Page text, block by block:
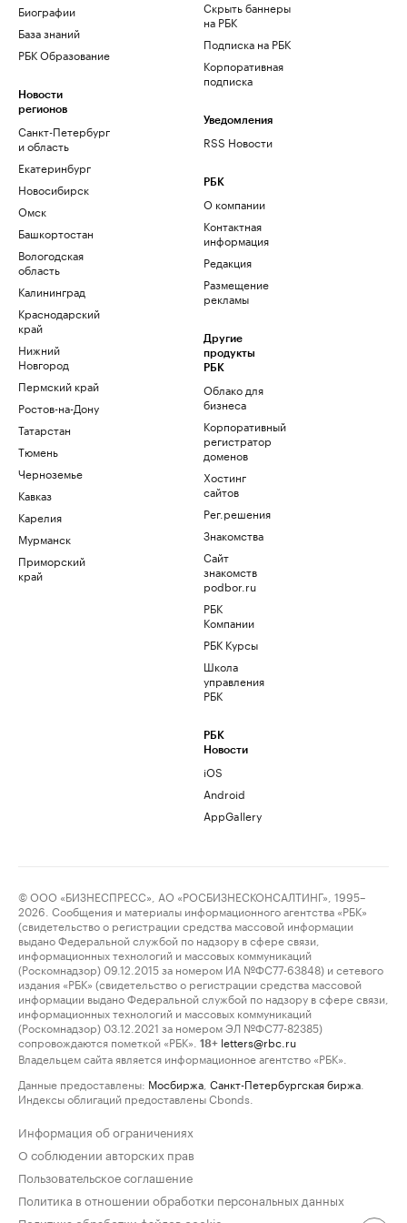
Биографии
База знаний
РБК Образование
Новости
регионов
Санкт-Петербург
и область
Екатеринбург
Новосибирск
Омск
Башкортостан
Вологодская
область
Калининград
Краснодарский
край
Нижний
Новгород
Пермский край
Ростов-на-Дону
Татарстан
Тюмень
Черноземье
Кавказ
Карелия
Мурманск
Приморский
край
Скрыть баннеры
на РБК
Подписка на РБК
Корпоративная
подписка
Уведомления
RSS Новости
РБК
О компании
Контактная
информация
Редакция
Размещение
рекламы
Другие
продукты
РБК
Облако для
бизнеса
Корпоративный
регистратор
доменов
Хостинг
сайтов
Рег.решения
Знакомства
Сайт
знакомств
podbor.ru
РБК
Компании
РБК Курсы
Школа
управления
РБК
РБК
Новости
iOS
Android
AppGallery
© ООО «БИЗНЕСПРЕСС», АО «РОСБИЗНЕСКОНСАЛТИНГ», 1995–
2026. Сообщения и материалы информационного агентства «РБК»
(свидетельство о регистрации средства массовой информации
выдано Федеральной службой по надзору в сфере связи,
информационных технологий и массовых коммуникаций
(Роскомнадзор) 09.12.2015 за номером ИА №ФС77-63848) и сетевого
издания «РБК» (свидетельство о регистрации средства массовой
информации выдано Федеральной службой по надзору в сфере связи,
информационных технологий и массовых коммуникаций
(Роскомнадзор) 03.12.2021 за номером ЭЛ №ФС77-82385)
сопровождаются пометкой «РБК».
18+ letters@rbc.ru
Владельцем сайта является информационное агентство «РБК».
Данные предоставлены: Мосбиржа Санкт-Петербургская биржа
Индексы облигаций предоставлены Cbonds.
Информация об ограничениях
О соблюдении авторских прав
Пользовательское соглашение
Политика в отношении обработки персональных данных